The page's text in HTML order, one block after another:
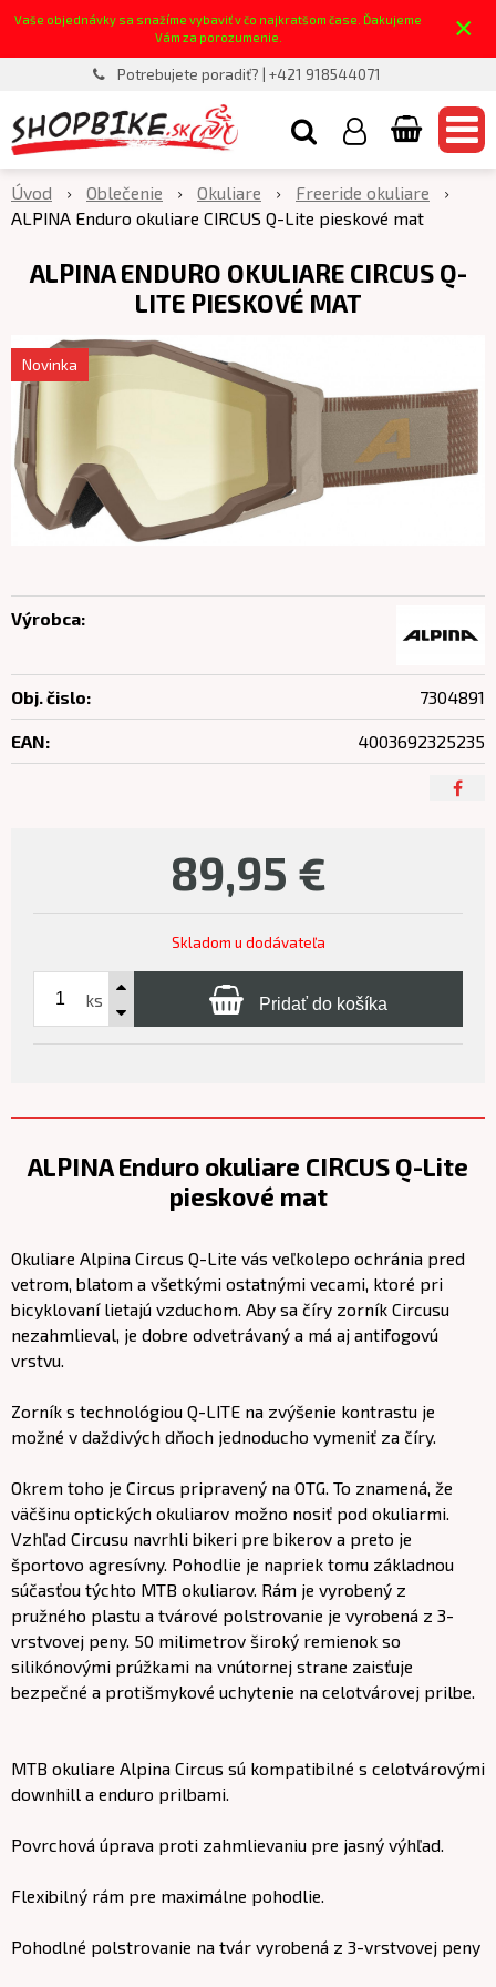
Vaše objednávky sa snažíme vybaviť v čo najkratšom čase. Ďakujeme
Vám za porozumenie.
×
Potrebujete poradiť? | +421 918544071
Úvod Oblečenie Okuliare
Freeride okuliare
ALPINA Enduro okuliare CIRCUS Q-Lite pieskové mat
ALPINA ENDURO OKULIARE CIRCUS Q-
LITE PIESKOVÉ MAT
Novinka
89,95 €
Skladom u dodávateľa
ks Pridať do košíka
Výrobca:
Obj. čislo: 7304891
EAN: 4003692325235
ALPINA Enduro okuliare CIRCUS Q-Lite
pieskové mat
Okuliare Alpina Circus Q-Lite vás veľkolepo ochránia pred
vetrom, blatom a všetkými ostatnými vecami, ktoré pri
bicyklovaní lietajú vzduchom. Aby sa číry zorník Circusu
nezahmlieval, je dobre odvetrávaný a má aj antifogovú
vrstvu.
Zorník s technológiou Q-LITE na zvýšenie kontrastu je
možné v daždivých dňoch jednoducho vymeniť za číry.
Okrem toho je Circus pripravený na OTG. To znamená, že
väčšinu optických okuliarov možno nosiť pod okuliarmi.
Vzhľad Circusu navrhli bikeri pre bikerov a preto je
športovo agresívny. Pohodlie je napriek tomu základnou
súčasťou týchto MTB okuliarov. Rám je vyrobený z
pružného plastu a tvárové polstrovanie je vyrobená z 3-
vrstvovej peny. 50 milimetrov široký remienok so
silikónovými prúžkami na vnútornej strane zaisťuje
bezpečné a protišmykové uchytenie na celotvárovej prilbe.
MTB okuliare Alpina Circus sú kompatibilné s celotvárovými
downhill a enduro prilbami.
Povrchová úprava proti zahmlievaniu pre jasný výhľad.
Flexibilný rám pre maximálne pohodlie.
Pohodlné polstrovanie na tvár vyrobená z 3-vrstvovej peny